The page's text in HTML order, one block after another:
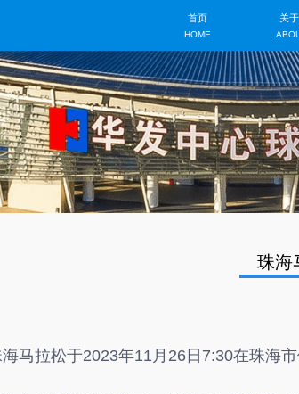
珠海
马拉松于2023年11月26日7:30在珠海